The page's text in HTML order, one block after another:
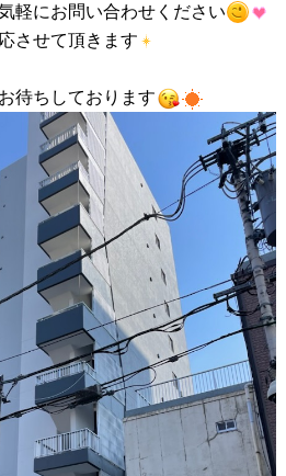
軽にお問い合わせください
させて頂きます
待ちしております